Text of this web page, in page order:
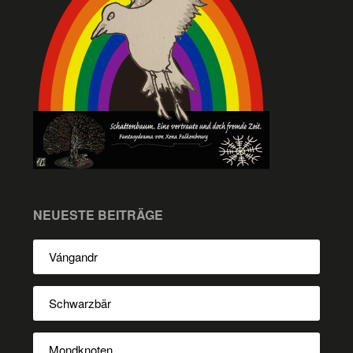
NEUESTE BEITRÄGE
Vángandr
Schwarzbär
Mondknoten